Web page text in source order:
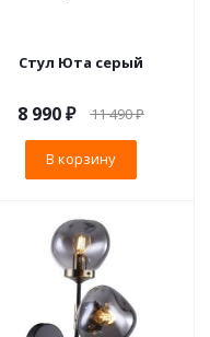
Стул Юта серый
8 990₽ 11 490₽
В корзину